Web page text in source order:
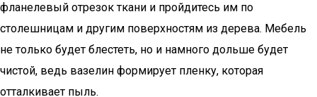
фланелевый отрезок ткани и пройдитесь им по
столешницам и другим поверхностям из дерева. Мебель
не только будет блестеть, но и намного дольше будет
чистой, ведь вазелин формирует пленку, которая
отталкивает пыль.